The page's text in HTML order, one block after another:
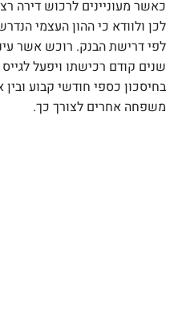
כאשר מעוניינים לרכוש דירה
לכן ולוודא כי ההון העצמי
לפי דרישת הבנק. רוכש אשר
שנים קודם רכישתו ויפעל
בחיסכון כספי חודשי קבוע ובין
משפחה אחרים לצורך כך.